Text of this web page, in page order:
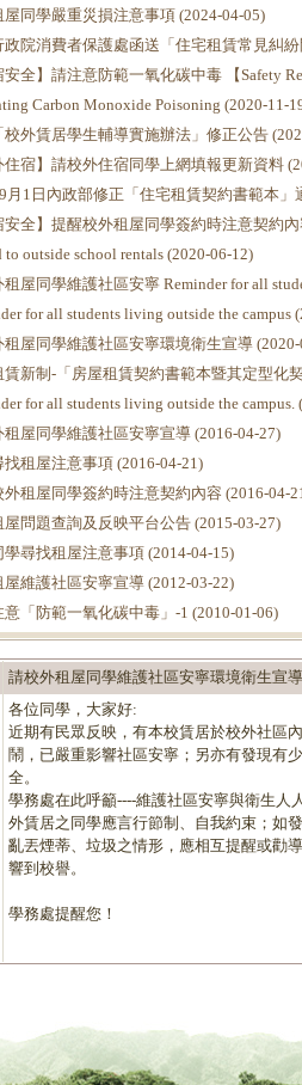
屋同學嚴重災損注意事項 (2024-04-05)
政院消費者保護處函送「住宅租賃常見糾
安全】請注意防範一氧化碳中毒 【Safety
Carbon Monoxide Poisoning (2020-11-
校外賃居學生輔導實施辦法」修正公告
住宿】請校外住宿同學上網填報更新資料
月1日內政部修正「住宅租賃契約書範本」
安全】提醒校外租屋同學簽約時注意契約
to outside school rentals (2020-06-12)
屋同學維護社區安寧 Reminder for all
for all students living outside the campus
租屋同學維護社區安寧環境衛生宣導 (2020-
賃新制-「房屋租賃契約書範本暨其定型化
for all students living outside the campus.
租屋同學維護社區安寧宣導 (2016-04-27)
找租屋注意事項 (2016-04-21)
外租屋同學簽約時注意契約內容 (2016-04-
屋問題查詢及反映平台公告 (2015-03-27)
學尋找租屋注意事項 (2014-04-15)
屋維護社區安寧宣導 (2012-03-22)
意「防範一氧化碳中毒」-1 (2010-01-06)
請校外租屋同學維護社區安寧環境衛生宣導
各位同學，大家好:
近期有民眾反映，有本校賃居於校外社區
鬧，已嚴重影響社區安寧；另亦有發現有
全。
學務處在此呼籲----維護社區安寧與衛生人
外賃居之同學應言行節制、自我約束；如
亂丟煙蒂、垃圾之情形，應相互提醒或勸
響到校譽。
學務處提醒您！